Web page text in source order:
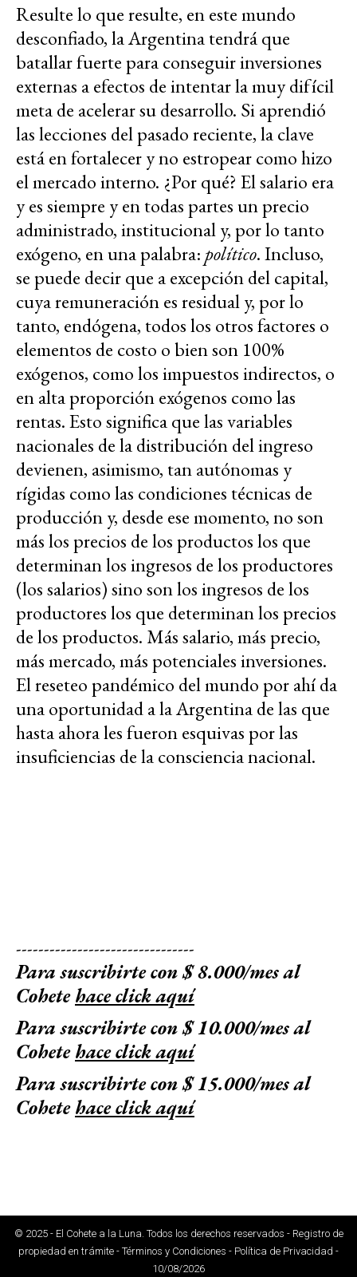
Resulte lo que resulte, en este mundo
desconfiado, la Argentina tendrá que
batallar fuerte para conseguir inversiones
externas a efectos de intentar la muy difícil
meta de acelerar su desarrollo. Si aprendió
las lecciones del pasado reciente, la clave
está en fortalecer y no estropear como hizo
el mercado interno. ¿Por qué? El salario era
y es siempre y en todas partes un precio
administrado, institucional y, por lo tanto
exógeno, en una palabra: político. Incluso,
se puede decir que a excepción del capital,
cuya remuneración es residual y, por lo
tanto, endógena, todos los otros factores o
elementos de costo o bien son 100%
exógenos, como los impuestos indirectos, o
en alta proporción exógenos como las
rentas. Esto significa que las variables
nacionales de la distribución del ingreso
devienen, asimismo, tan autónomas y
rígidas como las condiciones técnicas de
producción y, desde ese momento, no son
más los precios de los productos los que
determinan los ingresos de los productores
(los salarios) sino son los ingresos de los
productores los que determinan los precios
de los productos. Más salario, más precio,
más mercado, más potenciales inversiones.
El reseteo pandémico del mundo por ahí da
una oportunidad a la Argentina de las que
hasta ahora les fueron esquivas por las
insuficiencias de la consciencia nacional.
--------------------------------
Para suscribirte con $ 8.000/mes al
Cohetehace click aquí
Para suscribirte con $ 10.000/mes al
Cohetehace click aquí
Para suscribirte con $ 15.000/mes al
Cohetehace click aquí
© 2025 - El Cohete a la Luna. Todos los derechos reservados - Registro de
propiedad en trámite - Términos y Condiciones - Política de Privacidad -
10/08/2026